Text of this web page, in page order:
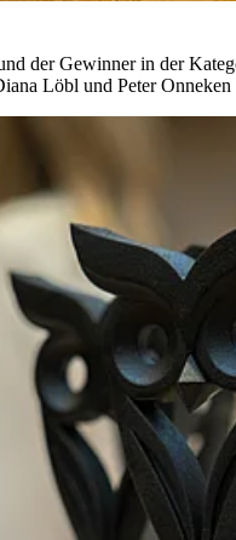
der Gewinner in der
Löbl und Peter Onneken